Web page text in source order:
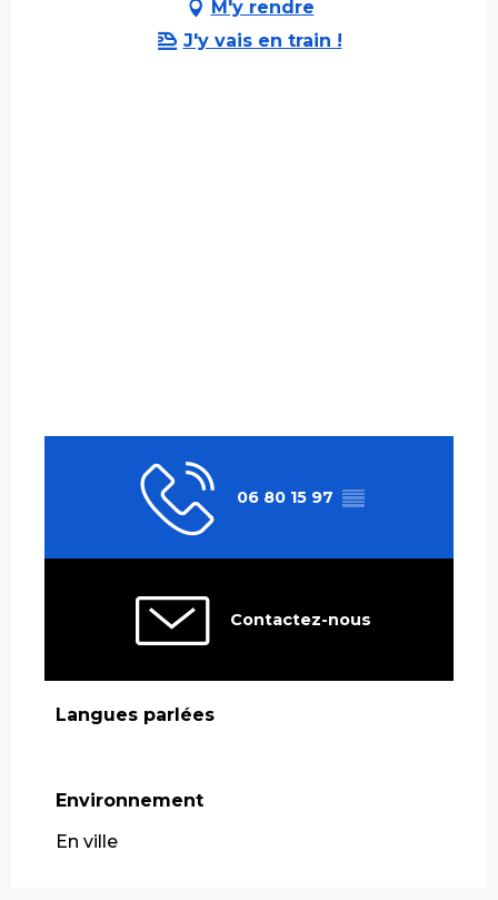
M'y rendre
J'y vais en train !
06 80 15 97 ▒▒
Contactez-nous
Langues parlées
Langues parlées
Environnement
Environnement
En ville